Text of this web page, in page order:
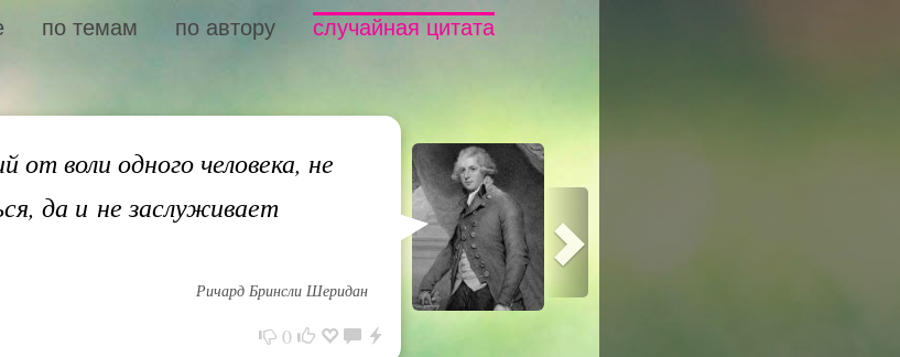
по темам по автору случайная цитата
воли одного человека, не
да и не заслуживает
Ричард Бринсли Шеридан
0